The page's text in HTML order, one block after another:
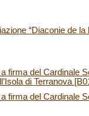
“Diaconie de la
firma del Cardinale
di Terranova
firma del Cardinale